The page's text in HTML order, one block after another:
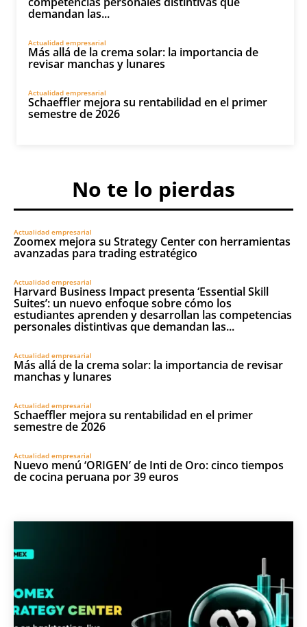
demandan las...
Actualidad empresarial
Más allá de la crema solar: la importancia de
revisar manchas y lunares
Actualidad empresarial
Schaeffler mejora su rentabilidad en el primer
semestre de 2026
No te lo pierdas
Actualidad empresarial
Zoomex mejora su Strategy Center con herramientas
avanzadas para trading estratégico
Actualidad empresarial
Harvard Business Impact presenta ‘Essential Skill
Suites’: un nuevo enfoque sobre cómo los
estudiantes aprenden y desarrollan las competencias
personales distintivas que demandan las...
Actualidad empresarial
Más allá de la crema solar: la importancia de revisar
manchas y lunares
Actualidad empresarial
Schaeffler mejora su rentabilidad en el primer
semestre de 2026
Actualidad empresarial
Nuevo menú ‘ORIGEN’ de Inti de Oro: cinco tiempos
de cocina peruana por 39 euros